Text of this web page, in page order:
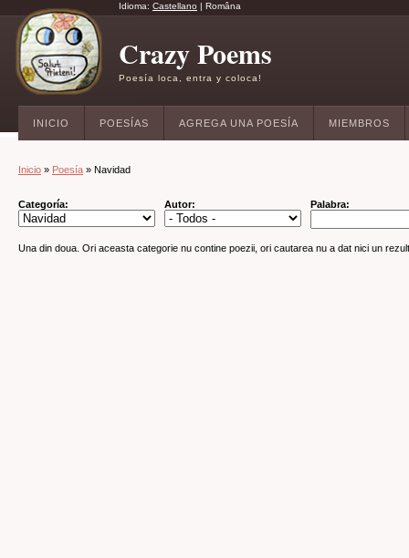
Idioma: Castellano | Româna
Crazy Poems
Poesía loca, entra y coloca!
INICIO POESÍAS AGREGA UNA POESÍA MIEMBROS
Inicio » Poesía » Navidad
Categoría: Autor: Palabra:
Una din doua. Ori aceasta categorie nu contine poezii, ori cautarea nu a dat nici un